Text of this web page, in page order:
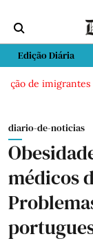
Edição Diária
imigrantes
diario-de-noticias
médicos